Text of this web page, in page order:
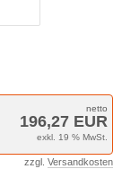
196,27 EUR
exkl. 19 % MwSt.
zzgl. Versandkosten